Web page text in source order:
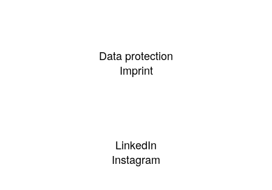
Data protection
Imprint
LinkedIn
Instagram